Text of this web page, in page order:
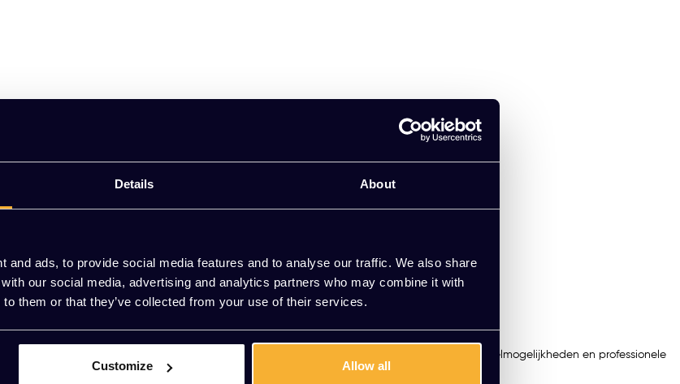
Details About
and ads, to provide social media features and to analyse our traffic. We also share
our social media, advertising and analytics partners who may combine it with
them or that they’ve collected from your use of their services.
Customize Allow all
Ergo Pro blauw is ontworpen voor dagelijks intensief gebruik, met een focus op comfort, instelmogelijkheden en professionele